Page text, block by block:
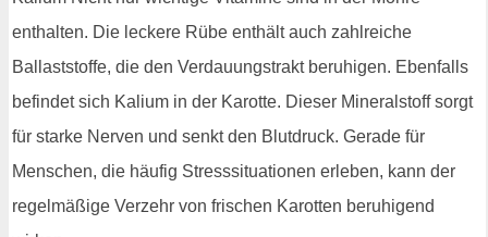
enthalten. Die leckere Rübe enthält auch zahlreiche
Ballaststoffe, die den Verdauungstrakt beruhigen. Ebenfalls
befindet sich Kalium in der Karotte. Dieser Mineralstoff sorgt
für starke Nerven und senkt den Blutdruck. Gerade für
Menschen, die häufig Stresssituationen erleben, kann der
regelmäßige Verzehr von frischen Karotten beruhigend